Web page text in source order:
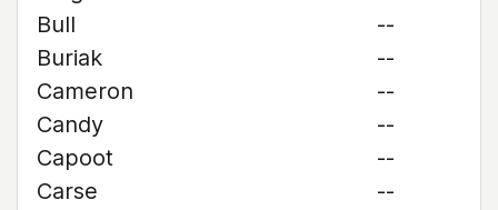
Bull
--
Buriak
--
Cameron
--
Candy
--
Capoot
--
Carse
--